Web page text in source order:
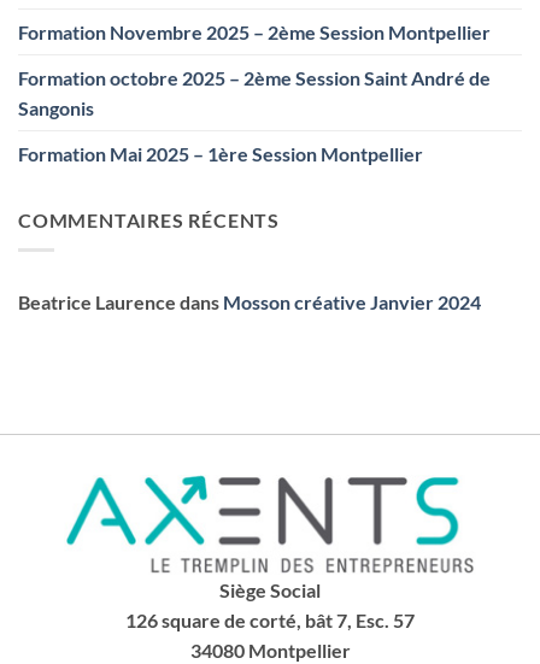
Formation Novembre 2025 – 2ème Session Montpellier
Formation octobre 2025 – 2ème Session Saint André de
Sangonis
Formation Mai 2025 – 1ère Session Montpellier
COMMENTAIRES RÉCENTS
Beatrice Laurence dans Mosson créative Janvier 2024
Siège Social
126 square de corté, bât 7, Esc. 57
34080 Montpellier